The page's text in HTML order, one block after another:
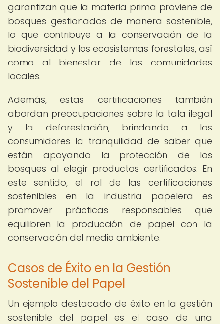
garantizan que la materia prima proviene de
bosques gestionados de manera sostenible,
lo que contribuye a la conservación de la
biodiversidad y los ecosistemas forestales, así
como al bienestar de las comunidades
locales.
Además, estas certificaciones también
abordan preocupaciones sobre la tala ilegal
y la deforestación, brindando a los
consumidores la tranquilidad de saber que
están apoyando la protección de los
bosques al elegir productos certificados. En
este sentido, el rol de las certificaciones
sostenibles en la industria papelera es
promover prácticas responsables que
equilibren la producción de papel con la
conservación del medio ambiente.
Casos de Éxito en la Gestión
Sostenible del Papel
Un ejemplo destacado de éxito en la gestión
sostenible del papel es el caso de una